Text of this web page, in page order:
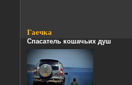
Гаечка
Спасатель кошачьих душ